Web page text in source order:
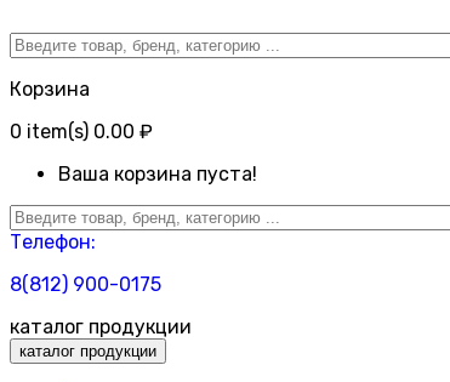
Корзина
0 item(s) 0.00 ₽
Ваша корзина пуста!
Телефон:
8(812) 900-0175
каталог продукции
каталог продукции